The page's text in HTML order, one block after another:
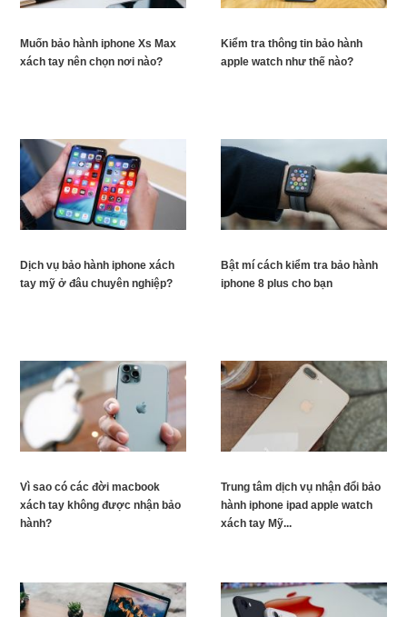
Muốn bảo hành iphone Xs Max
xách tay nên chọn nơi nào?
Kiểm tra thông tin bảo hành
apple watch như thế nào?
Dịch vụ bảo hành iphone xách
tay mỹ ở đâu chuyên nghiệp?
Bật mí cách kiểm tra bảo hành
iphone 8 plus cho bạn
Vì sao có các đời macbook
xách tay không được nhận bảo
hành?
Trung tâm dịch vụ nhận đổi bảo
hành iphone ipad apple watch
xách tay Mỹ...